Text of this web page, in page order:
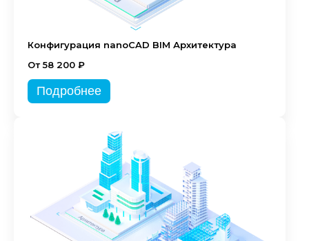
Конфигурация nanoCAD BIM Архитектура
От 58 200 ₽
Подробнее